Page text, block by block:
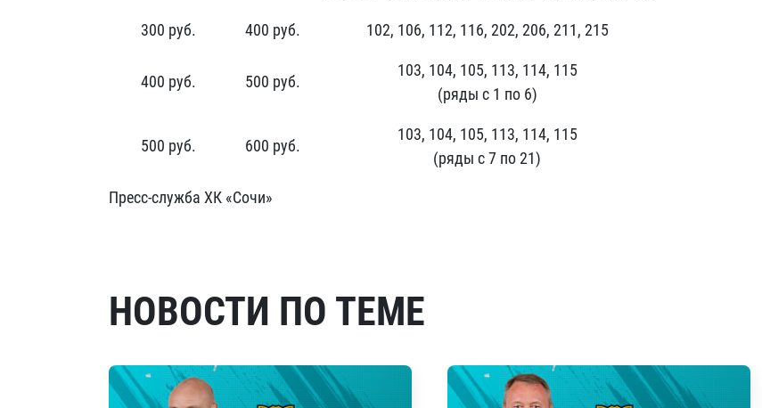
300 руб. 400 руб. 102, 106, 112, 116, 202, 206, 211, 215
400 руб. 500 руб.
103, 104, 105, 113, 114, 115
(ряды с 1 по 6)
500 руб. 600 руб.
103, 104, 105, 113, 114, 115
(ряды с 7 по 21)
Пресс-служба ХК «Сочи»
НОВОСТИ ПО ТЕМЕ